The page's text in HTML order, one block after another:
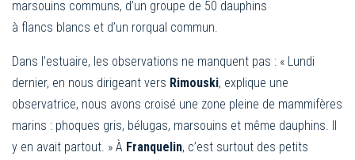
marsouins communs, d’un groupe de 50 dauphins
à flancs blancs et d’un rorqual commun.
Dans l’estuaire, les observations ne manquent pas : « Lundi
dernier, en nous dirigeant vers Rimouski, explique une
observatrice, nous avons croisé une zone pleine de mammifères
marins : phoques gris, bélugas, marsouins et même dauphins. Il
y en avait partout. » À Franquelin, c’est surtout des petits